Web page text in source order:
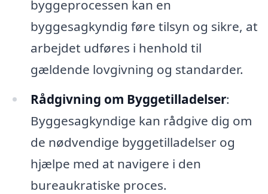
byggeprocessen kan en
byggesagkyndig føre tilsyn og sikre, at
arbejdet udføres i henhold til
gældende lovgivning og standarder.
Rådgivning om Byggetilladelser:
Byggesagkyndige kan rådgive dig om
de nødvendige byggetilladelser og
hjælpe med at navigere i den
bureaukratiske proces.